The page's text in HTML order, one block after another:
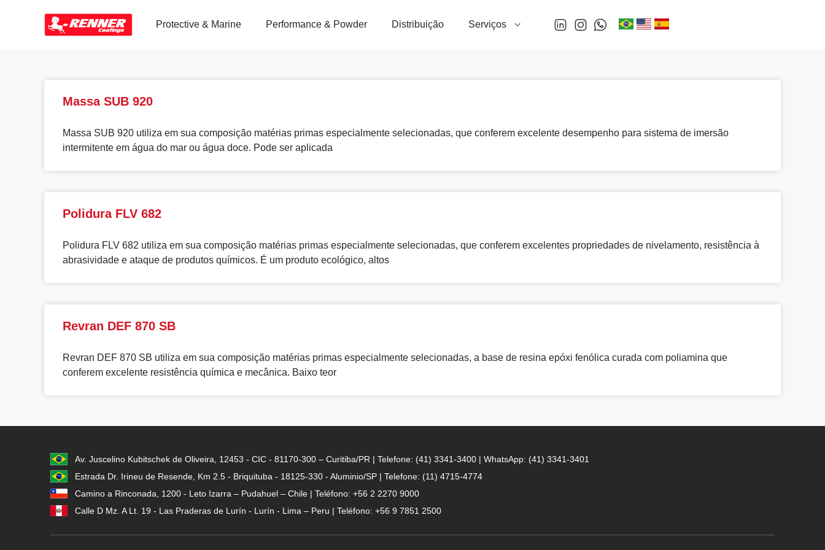
Protective & Marine Performance & Powder Distribuição Serviços
Massa SUB 920
Massa SUB 920 utiliza em sua composição matérias primas especialmente selecionadas, que conferem excelente desempenho para sistema de imersão
intermitente em água do mar ou água doce. Pode ser aplicada
Polidura FLV 682
Polidura FLV 682 utiliza em sua composição matérias primas especialmente selecionadas, que conferem excelentes propriedades de nivelamento, resistência à
abrasividade e ataque de produtos químicos. É um produto ecológico, altos
Revran DEF 870 SB
Revran DEF 870 SB utiliza em sua composição matérias primas especialmente selecionadas, a base de resina epóxi fenólica curada com poliamina que
conferem excelente resistência química e mecânica. Baixo teor
Av. Juscelino Kubitschek de Oliveira, 12453 - CIC - 81170-300 – Curitiba/PR | Telefone: (41) 3341-3400 | WhatsApp: (41) 3341-3401
Estrada Dr. Irineu de Resende, Km 2.5 - Briquituba - 18125-330 - Aluminio/SP | Telefone: (11) 4715-4774
Camino a Rinconada, 1200 - Leto Izarra – Pudahuel – Chile | Teléfono: +56 2 2270 9000
Calle D Mz. A Lt. 19 - Las Praderas de Lurín - Lurín - Lima – Peru | Teléfono: +56 9 7851 2500